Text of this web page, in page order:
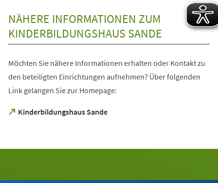
NÄHERE INFORMATIONEN ZUM
KINDERBILDUNGSHAUS SANDE
Möchten Sie nähere Informationen erhalten oder Kontakt zu
den beteiligten Einrichtungen aufnehmen? Über folgenden
Link gelangen Sie zur Homepage:
Kinderbildungshaus Sande
(Öffnet
Tab)